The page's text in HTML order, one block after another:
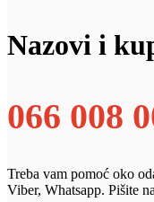
Nazovi i
066 008
Treba vam pomoć oko
Viber, Whatsapp. Pišite